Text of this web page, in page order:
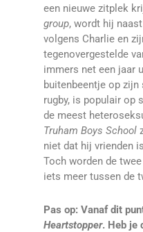
een nieuwe zitplek
group, wordt hij
volgens Charlie en
tegenovergestelde
immers net een jaar
buitenbeentje op
rugby, is populair op
de meest
Truham Boys School
niet dat hij vrienden
Toch worden de
iets meer tussen de
Pas op: Vanaf dit
Heartstopper. Heb je